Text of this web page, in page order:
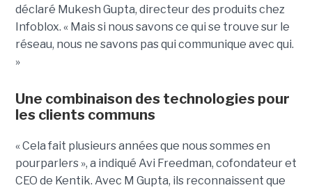
déclaré Mukesh Gupta, directeur des produits chez
Infoblox. « Mais si nous savons ce qui se trouve sur le
réseau, nous ne savons pas qui communique avec qui.
»
Une combinaison des technologies pour
les clients communs
« Cela fait plusieurs années que nous sommes en
pourparlers », a indiqué Avi Freedman, cofondateur et
CEO de Kentik. Avec M Gupta, ils reconnaissent que